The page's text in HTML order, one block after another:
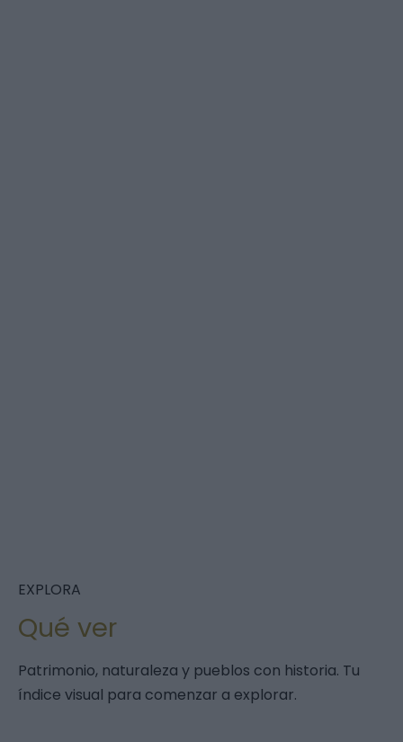
EXPLORA
Qué ver
Patrimonio, naturaleza y pueblos con historia. Tu
índice visual para comenzar a explorar.